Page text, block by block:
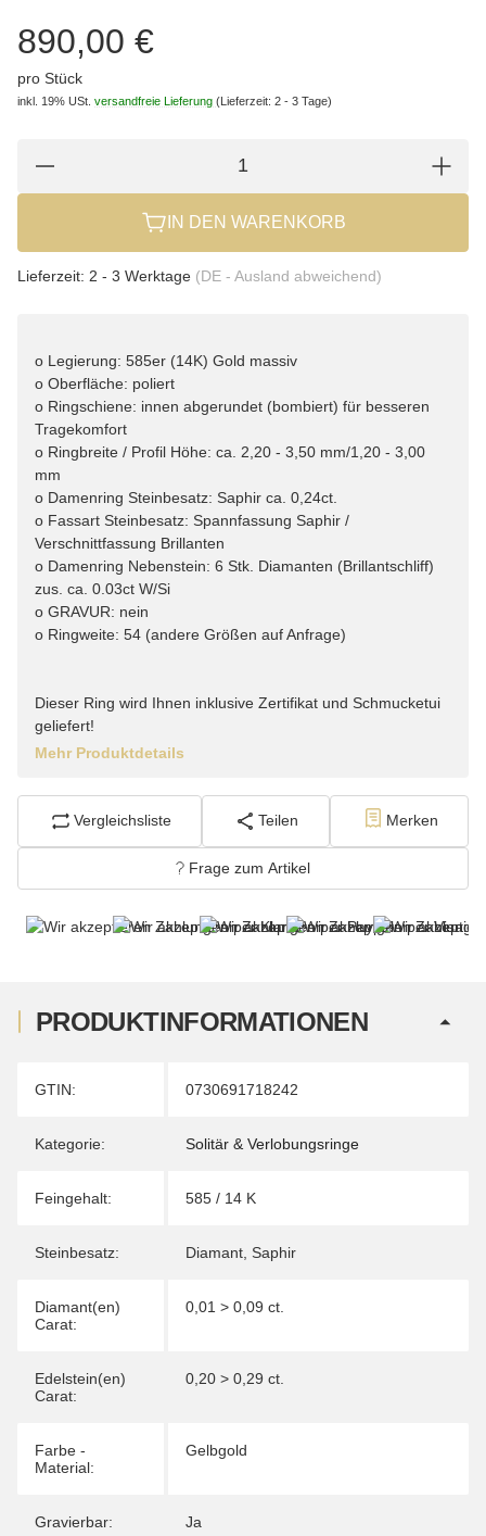
890,00 €
pro Stück
inkl. 19% USt. versandfreie Lieferung (Lieferzeit: 2 - 3 Tage)
IN DEN WARENKORB
Lieferzeit: 2 - 3 Werktage (DE - Ausland abweichend)
o Legierung: 585er (14K) Gold massiv
o Oberfläche: poliert
o Ringschiene: innen abgerundet (bombiert) für besseren
Tragekomfort
o Ringbreite / Profil Höhe: ca. 2,20 - 3,50 mm/1,20 - 3,00
mm
o Damenring Steinbesatz: Saphir ca. 0,24ct.
o Fassart Steinbesatz: Spannfassung Saphir /
Verschnittfassung Brillanten
o Damenring Nebenstein: 6 Stk. Diamanten (Brillantschliff)
zus. ca. 0.03ct W/Si
o GRAVUR: nein
o Ringweite: 54 (andere Größen auf Anfrage)
Dieser Ring wird Ihnen inklusive Zertifikat und Schmucketui
geliefert!
Mehr Produktdetails
Vergleichsliste Teilen Merken
Frage zum Artikel
PRODUKTINFORMATIONEN
Produkteigenschaft
Wert
GTIN: 0730691718242
Kategorie: Solitär & Verlobungsringe
Feingehalt: 585 / 14 K
Steinbesatz: Diamant Saphir
Diamant(en)
Carat:
0,01 > 0,09 ct.
Edelstein(en)
Carat:
0,20 > 0,29 ct.
Farbe -
Material:
Gelbgold
Gravierbar: Ja